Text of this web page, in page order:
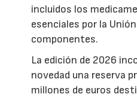
incluidos los
esenciales por la
componentes.
La edición de 2026
novedad una reserva
millones de euros